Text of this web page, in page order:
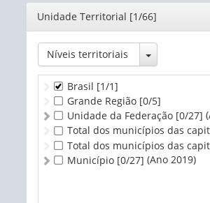
Editor
Unidade Territorial [1/66]
Níveis territoriais Toggle
Brasil [1/1]
Grande Região [0/5]
Unidade da Federação [0/27]
Total dos municípios das
Total dos municípios das
Município [0/27] (Ano 2019)